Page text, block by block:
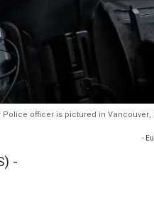
Police officer is pictured in
-
-